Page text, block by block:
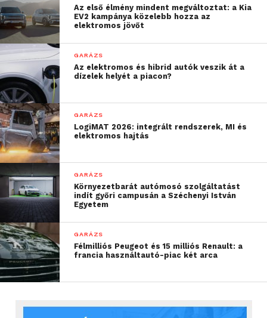
Az első élmény mindent megváltoztat: a Kia
EV2 kampánya közelebb hozza az
elektromos jövőt
GARÁZS
Az elektromos és hibrid autók veszik át a
dízelek helyét a piacon?
GARÁZS
LogiMAT 2026: integrált rendszerek, MI és
elektromos hajtás
GARÁZS
Környezetbarát autómosó szolgáltatást
indít győri campusán a Széchenyi István
Egyetem
GARÁZS
Félmilliós Peugeot és 15 milliós Renault: a
francia használtautó-piac két arca